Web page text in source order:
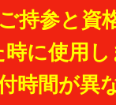
持参と
に使用し
時間が異